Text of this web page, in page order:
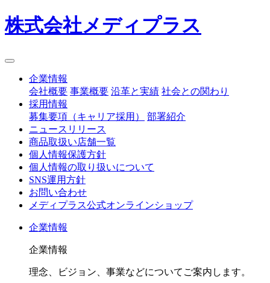
株式会社メディプラス
企業情報
会社概要 事業概要 沿革と実績 社会との関わり
採用情報
募集要項（キャリア採用）
部署紹介
ニュースリリース
商品取扱い店舗一覧
個人情報保護方針
個人情報の取り扱いについて
SNS運用方針
お問い合わせ
メディプラス公式オンラインショップ
企業情報
企業情報
理念、ビジョン、事業などについてご案内します。